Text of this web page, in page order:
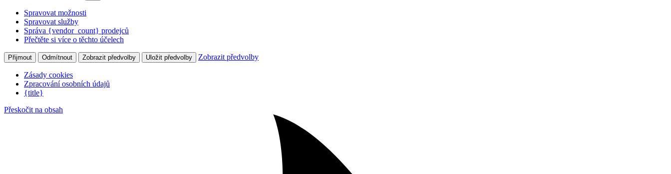
Spravovat možnosti
Spravovat služby
Správa {vendor_count} prodejců
Přečtěte si více o těchto účelech
Přijmout Odmítnout Zobrazit předvolby Uložit předvolby Zobrazit předvolby
Zásady cookies
Zpracování osobních údajů
{title}
Přeskočit na obsah